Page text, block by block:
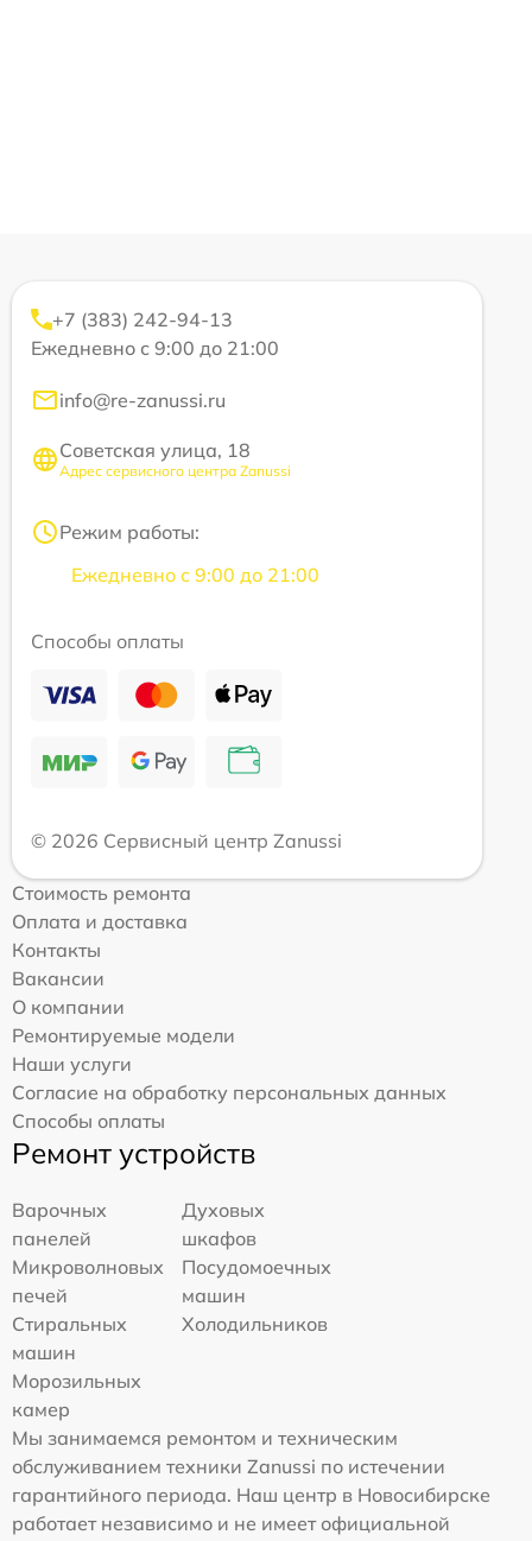
+7 (383) 242-94-13
Ежедневно с 9:00 до 21:00
info@re-zanussi.ru
Советская улица, 18
Адрес сервисного центра Zanussi
Режим работы:
Ежедневно с 9:00 до 21:00
Способы оплаты
© 2026 Сервисный центр Zanussi
Стоимость ремонта
Оплата и доставка
Контакты
Вакансии
О компании
Ремонтируемые модели
Наши услуги
Согласие на обработку персональных данных
Способы оплаты
Ремонт устройств
Варочных
панелей
Духовых
шкафов
Микроволновых
печей
Посудомоечных
машин
Стиральных
машин
Холодильников
Морозильных
камер
Мы занимаемся ремонтом и техническим
обслуживанием техники Zanussi по истечении
гарантийного периода. Наш центр в Новосибирске
работает независимо и не имеет официальной